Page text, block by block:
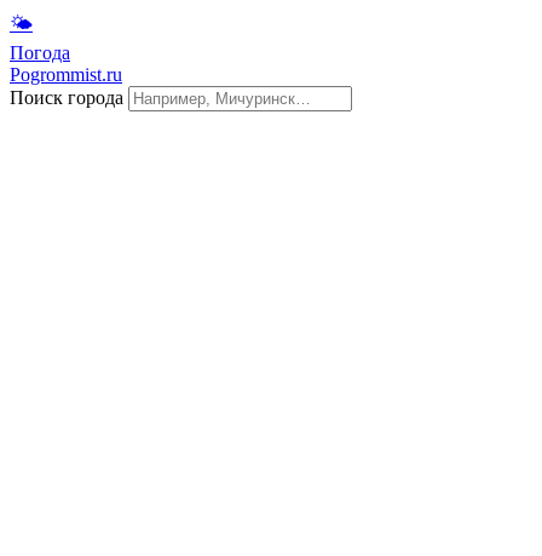
🌤
Погода
Pogrommist.ru
Поиск города